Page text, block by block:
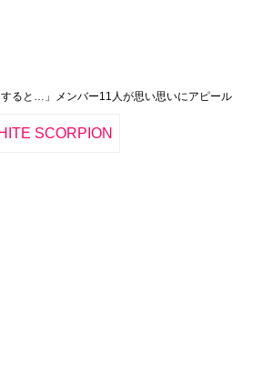
ると…」メンバー11人が思い思いにアピール
SCORPION